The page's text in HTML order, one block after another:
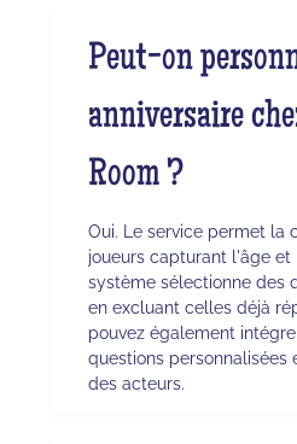
Peut-on
anniversaire
Room ?
Oui. Le service permet la
joueurs capturant l'âge et
système sélectionne des
en excluant celles déjà
pouvez également
questions personnalisées
des acteurs.